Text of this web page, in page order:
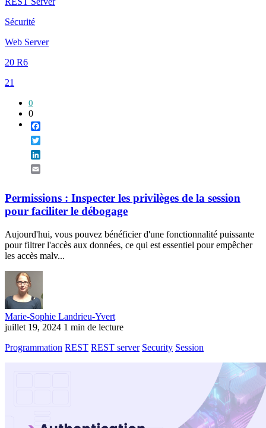
Sécurité
Web Server
20 R6
21
0
0
Permissions : Inspecter les privilèges de la session
pour faciliter le débogage
Aujourd'hui, vous pouvez bénéficier d'une fonctionnalité puissante
pour filtrer l'accès aux données, ce qui est essentiel pour empêcher
les accès malv...
Marie-Sophie Landrieu-Yvert
juillet 19, 2024 1 min de lecture
Programmation REST REST server Security Session